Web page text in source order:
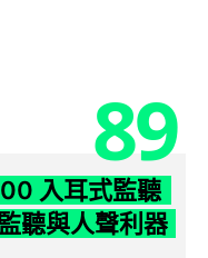
89
入耳式監聽
聽與人聲利器